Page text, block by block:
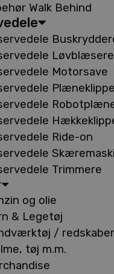
Walk Behind
Løvblæsere
Motorsave
Ride-on
Trimmere
og olie
& Legetøj
/ redskaber
tøj m.m.